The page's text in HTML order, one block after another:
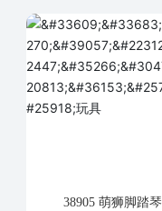
38905 萌狮脚踏琴